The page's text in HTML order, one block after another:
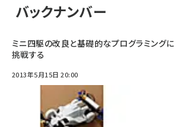
バックナンバー
ミニ四駆の改良と基礎的なプログラミングに
挑戦する
2013年5月15日 20:00